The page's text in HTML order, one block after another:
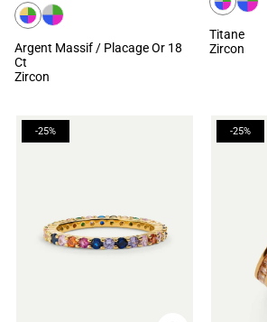
Argent Massif / Placage Or 18
Ct
Zircon
Titane
Zircon
-25% -25%